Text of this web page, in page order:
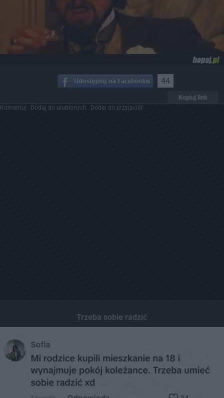
44
Kopiuj link
Komentuj Dodaj do ulubionych Dodaj do przyjaciół
Trzeba sobie radzić